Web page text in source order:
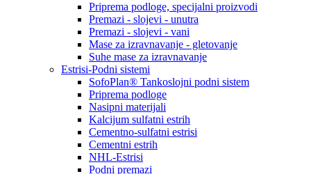
Priprema podloge, specijalni proizvodi
Premazi - slojevi - unutra
Premazi - slojevi - vani
Mase za izravnavanje - gletovanje
Suhe mase za izravnavanje
Estrisi-Podni sistemi
SofoPlan® Tankoslojni podni sistem
Priprema podloge
Nasipni materijali
Kalcijum sulfatni estrih
Cementno-sulfatni estrisi
Cementni estrih
NHL-Estrisi
Podni premazi